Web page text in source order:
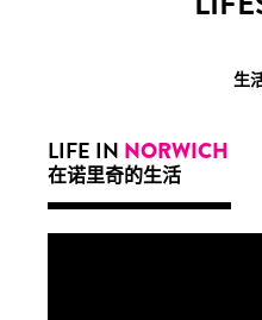
生
LIFE IN NORWICH
在诺里奇的生活